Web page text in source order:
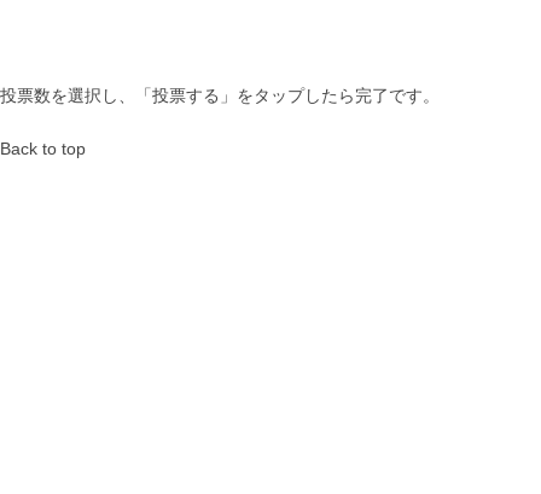
投票数を選択し、「投票する」をタップしたら完了です。
Back to top